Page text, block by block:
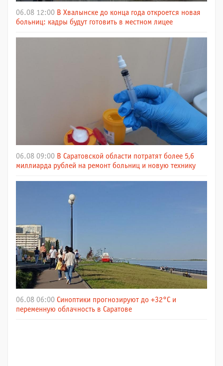
06.08 12:00 В Хвалынске до конца года откроется новая
больниц: кадры будут готовить в местном лицее
06.08 09:00 В Саратовской области потратят более 5,6
миллиарда рублей на ремонт больниц и новую технику
06.08 06:00 Синоптики прогнозируют до +32°C и
переменную облачность в Саратове